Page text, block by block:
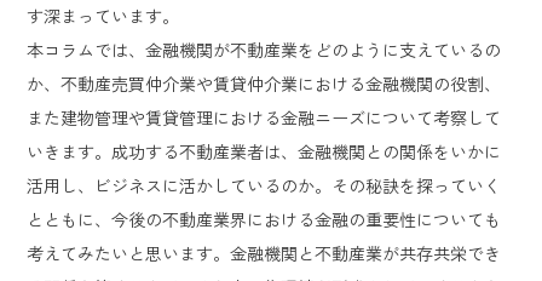
す深まっています。
本コラムでは、金融機関が不動産業をどのように支えているの
か、不動産売買仲介業や賃貸仲介業における金融機関の役割、
また建物管理や賃貸管理における金融ニーズについて考察して
いきます。成功する不動産業者は、金融機関との関係をいかに
活用し、ビジネスに活かしているのか。その秘訣を探っていく
とともに、今後の不動産業界における金融の重要性についても
考えてみたいと思います。金融機関と不動産業が共存共栄でき